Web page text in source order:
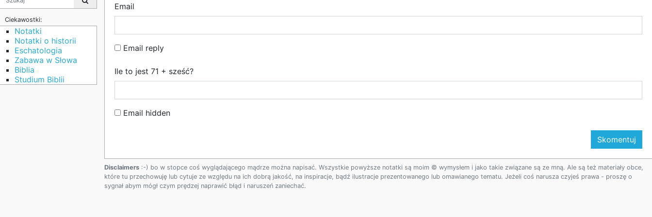
Ciekawostki:
Notatki
Notatki o historii
Eschatologia
Zabawa w Słowa
Biblia
Studium Biblii
Email
Email reply
Ile to jest 71 + sześć?
Email hidden
Disclaimers :-) bo w stopce coś wyglądającego mądrze można napisać. Wszystkie powyższe notatki są moim © wymysłem i jako takie związane są ze mną. Ale są też materiały obce,
które tu przechowuję lub cytuje ze względu na ich dobrą jakość, na inspiracje, bądź ilustracje prezentowanego lub omawianego tematu. Jeżeli coś narusza czyjeś prawa - proszę o
sygnał abym mógł czym prędzej naprawić błąd i naruszeń zaniechać.